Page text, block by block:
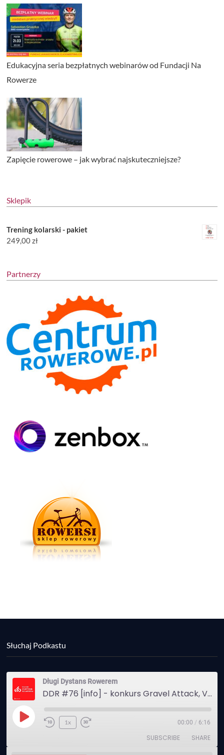
Edukacyjna seria bezpłatnych webinarów od Fundacji Na
Rowerze
Zapięcie rowerowe – jak wybrać najskuteczniejsze?
Sklepik
Trening kolarski - pakiet
249,00zł
Partnerzy
Słuchaj Podkastu
Długi Dystans Rowerem
DDR #76 [info] - konkurs Gravel Attack, Varmia Gravel, Bike Expo, Inspire India Ultra Race
Play
1x 00:00 / 6:16
SUBSCRIBE SHARE